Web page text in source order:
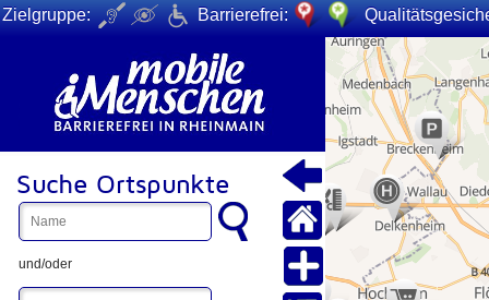
Zielgruppe: Barrierefrei:
Suche Ortspunkte
und/oder